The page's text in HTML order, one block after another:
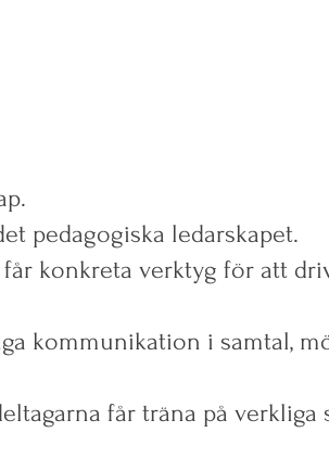
pedagogiska ledarskapet.
konkreta verktyg för att
kommunikation i samtal,
får träna på